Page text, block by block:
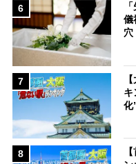
6
儀
7
キ
化
8